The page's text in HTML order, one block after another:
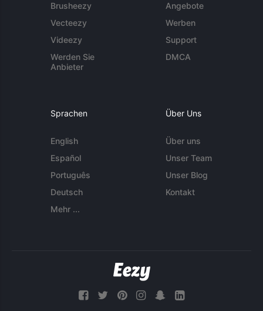
Brusheezy
Vecteezy
Videezy
Werden Sie
Anbieter
Angebote
Werben
Support
DMCA
Sprachen
English
Español
Português
Deutsch
Mehr ...
Über Uns
Über uns
Unser Team
Unser Blog
Kontakt